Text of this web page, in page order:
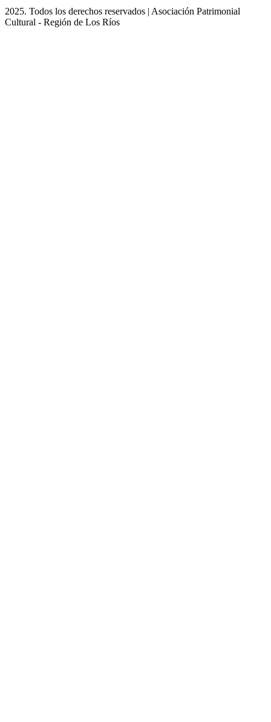
2025. Todos los derechos reservados | Asociación Patrimonial
Cultural - Región de Los Ríos